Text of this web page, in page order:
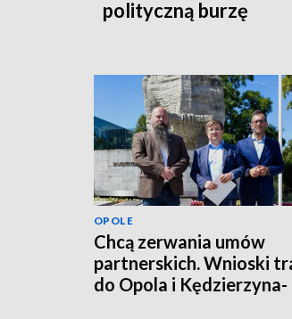
polityczną burzę
OPOLE
Chcą zerwania umów
partnerskich. Wnioski
do Opola i Kędzierzyna-